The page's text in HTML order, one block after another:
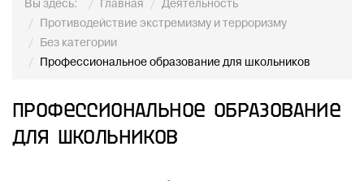
Вы здесь: Главная
Деятельность
Противодействие экстремизму и терроризму
Без категории
Профессиональное образование для школьников
Профессиональное образование
для школьников